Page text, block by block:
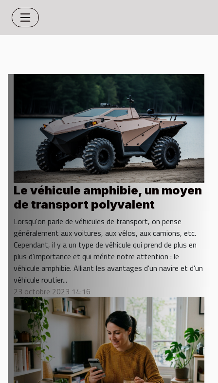
Le véhicule amphibie, un moyen
de transport polyvalent
Lorsqu'on parle de véhicules de transport, on pense
généralement aux voitures, aux vélos, aux camions, etc.
Cependant, il y a un type de véhicule qui prend de plus en
plus d'importance et qui mérite notre attention : le
véhicule amphibie. Alliant les avantages d'un navire et d'un
véhicule routier...
23 octobre 2023 14:16